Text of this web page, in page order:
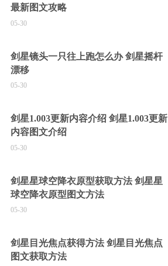
最新图文攻略
05-30
剑星镜头一只往上跑怎么办 剑星摇杆
漂移
05-30
剑星1.003更新内容介绍 剑星1.003更新
内容图文介绍
05-30
剑星星球空降衣原型获取方法 剑星星
球空降衣原型图文方法
05-30
剑星目光焦点获得方法 剑星目光焦点
图文获取方法